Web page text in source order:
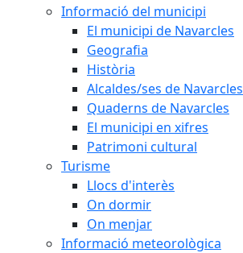
Informació del municipi
El municipi de Navarcles
Geografia
Història
Alcaldes/ses de Navarcles
Quaderns de Navarcles
El municipi en xifres
Patrimoni cultural
Turisme
Llocs d'interès
On dormir
On menjar
Informació meteorològica